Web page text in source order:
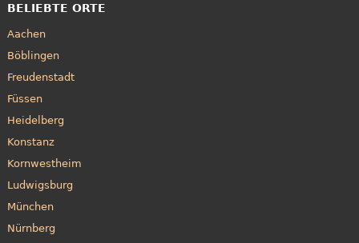
BELIEBTE ORTE
Aachen
Böblingen
Freudenstadt
Füssen
Heidelberg
Konstanz
Kornwestheim
Ludwigsburg
München
Nürnberg